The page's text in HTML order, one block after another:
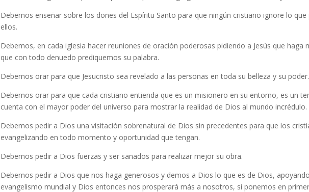
Debemos enseñar sobre los dones del Espíritu Santo para que ningún cristiano ignore lo
ellos.
Debemos, en cada iglesia hacer reuniones de oración poderosas pidiendo a Jesús que haga
que con todo denuedo prediquemos su palabra.
Debemos orar para que Jesucristo sea revelado a las personas en toda su belleza y su poder.
Debemos orar para que cada cristiano entienda que es un misionero en su entorno, es un
cuenta con el mayor poder del universo para mostrar la realidad de Dios al mundo incrédulo.
Debemos pedir a Dios una visitación sobrenatural de Dios sin precedentes para que los
evangelizando en todo momento y oportunidad que tengan.
Debemos pedir a Dios fuerzas y ser sanados para realizar mejor su obra.
Debemos pedir a Dios que nos haga generosos y demos a Dios lo que es de Dios,
evangelismo mundial y Dios entonces nos prosperará más a nosotros, si ponemos en